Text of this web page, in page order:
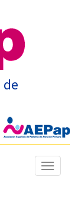
Mostrar
menú